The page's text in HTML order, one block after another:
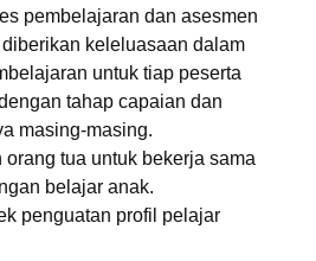
pembelajaran dan asesmen
keleluasaan dalam
untuk tiap peserta
tahap capaian dan
masing-masing.
orang tua untuk bekerja sama
belajar anak.
penguatan profil pelajar